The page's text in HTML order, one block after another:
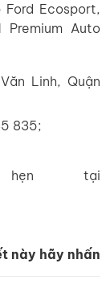
Ecosport,
Auto
Linh, Quận
835;
tại
này hãy nhấn